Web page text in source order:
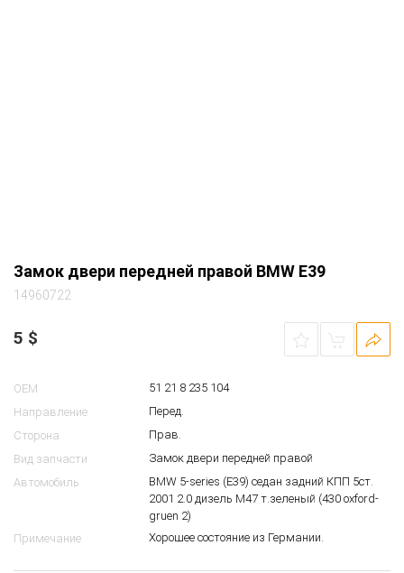
Замок двери передней правой BMW E39
14960722
5 $
OEM
51 21 8 235 104
Направление
Перед.
Сторона
Прав.
Вид запчасти
Замок двери передней правой
Автомобиль
BMW 5-series (E39) седан задний КПП 5ст.
2001 2.0 дизель M47 т.зеленый (430 oxford-
gruen 2)
Примечание
Хорошее состояние из Германии.